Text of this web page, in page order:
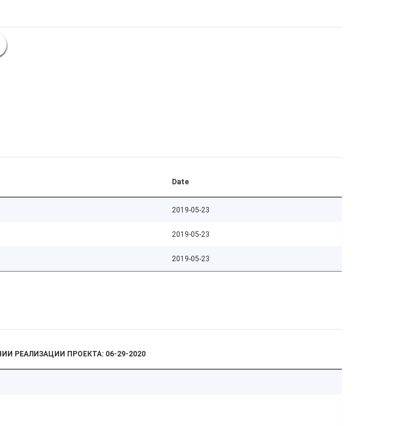
Date
2019-05-23
2019-05-23
2019-05-23
РЕАЛИЗАЦИИ ПРОЕКТА: 06-29-2020